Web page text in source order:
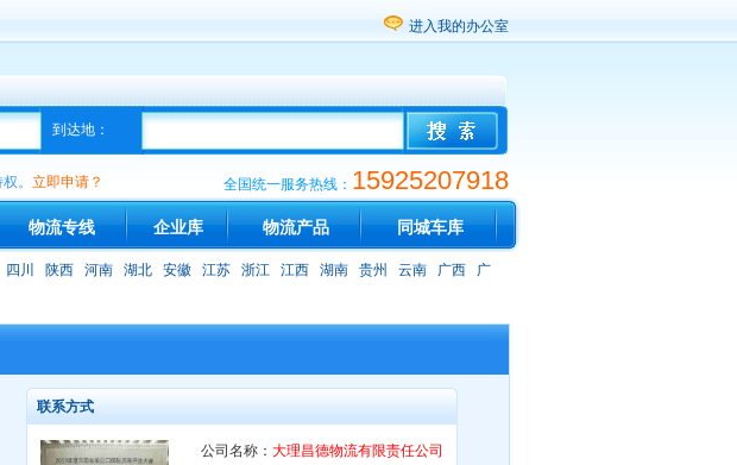
进入我的办公室
到达地：
。 立即申请？ 全国统一服务热线： 15925207918
物流专线 企业库 物流产品 同城车库
四川 陕西 河南 湖北 安徽 江苏 浙江 江西 湖南 贵州 云南 广西
广
联系方式
公司名称： 大理昌德物流有限责任公司